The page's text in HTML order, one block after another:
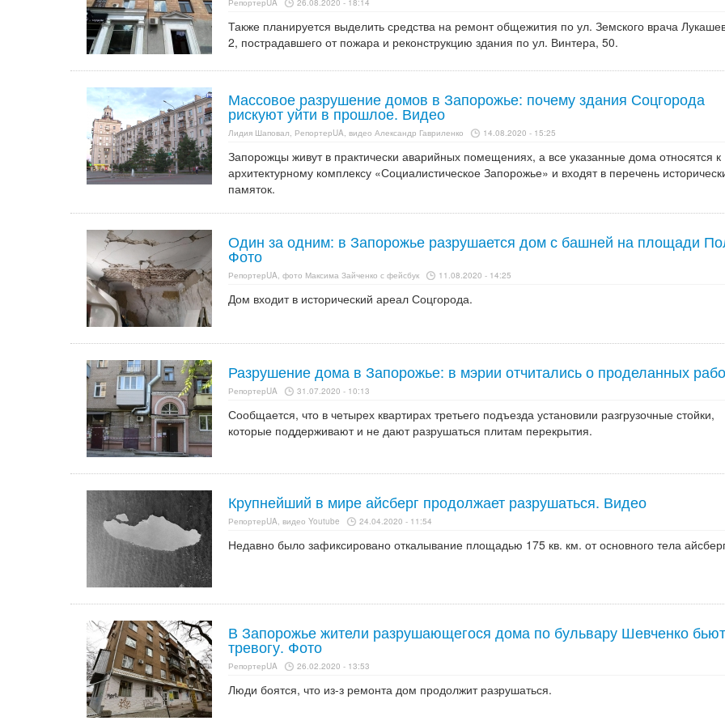
РепортерUA 26.08.2020 - 18:14
Также планируется выделить средства на ремонт общежития по ул. Земского врача
2, пострадавшего от пожара и реконструкцию здания по ул. Винтера, 50.
Массовое разрушение домов в Запорожье: почему здания Соцгорода
рискуют уйти в прошлое. Видео
Лидия Шаповал, РепортерUA, видео Александр Гавриленко 14.08.2020 - 15:25
Запорожцы живут в практически аварийных помещениях, а все указанные дома относятся к
архитектурному комплексу «Социалистическое Запорожье» и входят в перечень
памяток.
Один за одним: в Запорожье разрушается дом с башней на площади
Фото
РепортерUA, фото Максима Зайченко с фейсбук 11.08.2020 - 14:25
Дом входит в исторический ареал Соцгорода.
Разрушение дома в Запорожье: в мэрии отчитались о проделанных
РепортерUA 31.07.2020 - 10:13
Сообщается, что в четырех квартирах третьего подъезда установили разгрузочные стойки,
которые поддерживают и не дают разрушаться плитам перекрытия.
Крупнейший в мире айсберг продолжает разрушаться. Видео
РепортерUA, видео Youtube 24.04.2020 - 11:54
Недавно было зафиксировано откалывание площадью 175 кв. км. от основного тела
В Запорожье жители разрушающегося дома по бульвару Шевченко бьют
тревогу. Фото
РепортерUA 26.02.2020 - 13:53
Люди боятся, что из-з ремонта дом продолжит разрушаться.